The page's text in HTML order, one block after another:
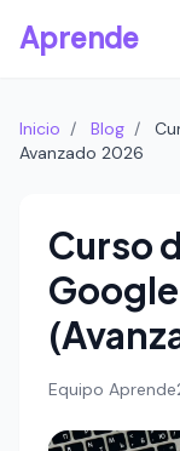
Aprende
Inicio / Blog /
Avanzado 2026
Curso
Equipo Aprende